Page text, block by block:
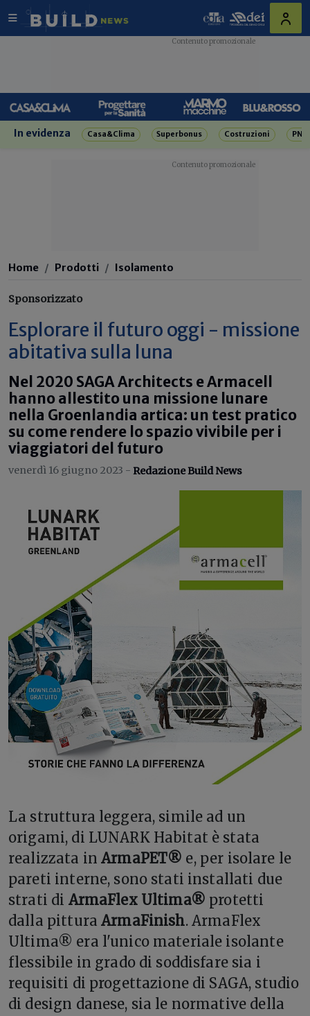
In evidenza Casa&Clima Superbonus Costruzioni
Home Prodotti Isolamento
Sponsorizzato
Esplorare il futuro oggi - missione
abitativa sulla luna
Nel 2020 SAGA Architects e Armacell
hanno allestito una missione lunare
nella Groenlandia artica: un test pratico
su come rendere lo spazio vivibile per i
viaggiatori del futuro
venerdì 16 giugno 2023 - Redazione Build News
La struttura leggera, simile ad un
origami, di LUNARK Habitat è stata
realizzata inArmaPET® e, per isolare le
pareti interne, sono stati installati due
strati di ArmaFlex Ultima® protetti
dalla pitturaArmaFinish. ArmaFlex
Ultima® era l'unico materiale isolante
flessibile in grado di soddisfare sia i
requisiti di progettazione di SAGA, studio
di design danese, sia le normative della